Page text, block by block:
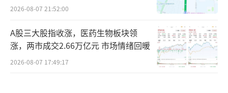
2026-08-07 21:52:00
A股三大股指收涨，医药生物板块领
涨，两市成交2.66万亿元 市场情绪回暖
2026-08-07 17:49:17